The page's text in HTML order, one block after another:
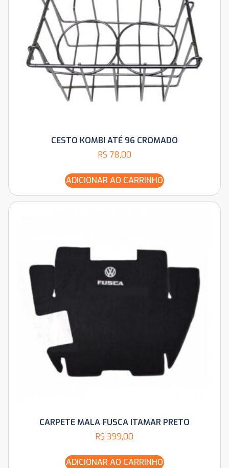
CESTO KOMBI ATÉ 96 CROMADO
R$ 78,00
ADICIONAR AO CARRINHO
CARPETE MALA FUSCA ITAMAR PRETO
R$ 399,00
ADICIONAR AO CARRINHO